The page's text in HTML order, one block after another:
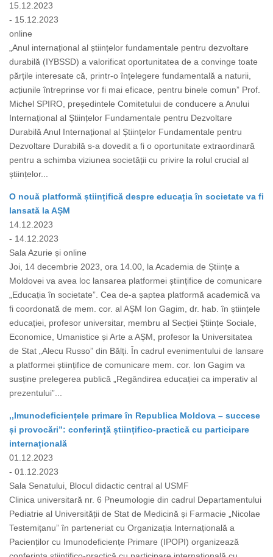
15.12.2023
- 15.12.2023
online
„Anul internațional al științelor fundamentale pentru dezvoltare
durabilă (IYBSSD) a valorificat oportunitatea de a convinge toate
părțile interesate că, printr-o înțelegere fundamentală a naturii,
acțiunile întreprinse vor fi mai eficace, pentru binele comun” Prof.
Michel SPIRO, președintele Comitetului de conducere a Anului
Internațional al Științelor Fundamentale pentru Dezvoltare
Durabilă Anul Internațional al Științelor Fundamentale pentru
Dezvoltare Durabilă s-a dovedit a fi o oportunitate extraordinară
pentru a schimba viziunea societății cu privire la rolul crucial al
științelor...
O nouă platformă științifică despre educația în societate va fi
lansată la AȘM
14.12.2023
- 14.12.2023
Sala Azurie și online
Joi, 14 decembrie 2023, ora 14.00, la Academia de Științe a
Moldovei va avea loc lansarea platformei științifice de comunicare
„Educația în societate”. Cea de-a șaptea platformă academică va
fi coordonată de mem. cor. al AȘM Ion Gagim, dr. hab. în științele
educației, profesor universitar, membru al Secției Științe Sociale,
Economice, Umanistice și Arte a AȘM, profesor la Universitatea
de Stat „Alecu Russo” din Bălți. În cadrul evenimentului de lansare
a platformei științifice de comunicare mem. cor. Ion Gagim va
susține prelegerea publică „Regândirea educației ca imperativ al
prezentului”...
,,Imunodeficiențele primare în Republica Moldova – succese
și provocări”: conferință științifico-practică cu participare
internațională
01.12.2023
- 01.12.2023
Sala Senatului, Blocul didactic central al USMF
Clinica universitară nr. 6 Pneumologie din cadrul Departamentului
Pediatrie al Universității de Stat de Medicină și Farmacie „Nicolae
Testemițanu” în parteneriat cu Organizația Internațională a
Pacienților cu Imunodeficiențe Primare (IPOPI) organizează